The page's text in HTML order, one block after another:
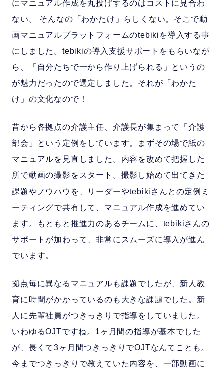
にマニュアル作成を丸投げするのはコストに見合わ
ない。 そんなの「わかたけ」らしくない。そこで動
画マニュアルプラットフォームのtebikiを導入する事
にしました。tebikiの導入支援サポートをもらいなが
ら、「自分たちで一から作り上げられる」というの
が魅力だったので選定しました。それが「わかた
け」の文化なので！
昔から各拠点の介護主任、介護長が集まって「介護
部会」という定例をしています。まずその場で紙の
マニュアルを見直しました。内容を改めて把握した
所で動画の撮影をスタート。撮影し始めて出てきた
課題やノウハウを、リーダーやtebikiさんとの定例ミ
ーティングで共有して、マニュアル作成を進めてい
ます。もともと推進力のあるチームに、tebikiさんの
サポートが加わって、非常にスムーズに導入が進ん
でいます。
拠点毎に異なるマニュアルも課題でしたが、新人教
育に時間がかかっているのも大きな課題でした。新
人に先輩社員がつきっきりで指導をしていました。
いわゆるOJTですね。1ヶ月間の指導が基本でした
が、長くて3ヶ月間つきっきりでOJTなんてことも。
今までつきっきりで教えていた内容を、一部動画に